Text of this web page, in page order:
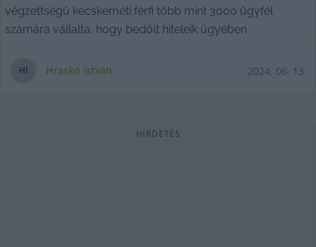
végzettségű kecskeméti férfi több mint 3000 ügyfél
számára vállalta, hogy bedőlt hiteleik ügyében
HI Hraskó István 2024. 06. 13.
HIRDETÉS